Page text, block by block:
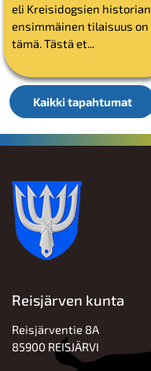
eli Kreisidogsien historian
ensimmäinen tilaisuus on
tämä. Tästä et...
Kaikki tapahtumat
Reisjärven kunta
Reisjärventie 8A
85900 REISJÄRVI